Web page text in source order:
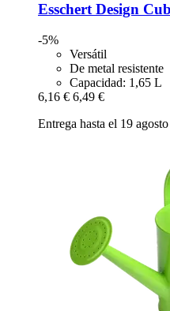
Esschert Design
-5%
Versátil
De metal resistente
Capacidad: 1,65 L
6,16 € 6,49 €
Entrega hasta el 19 agosto